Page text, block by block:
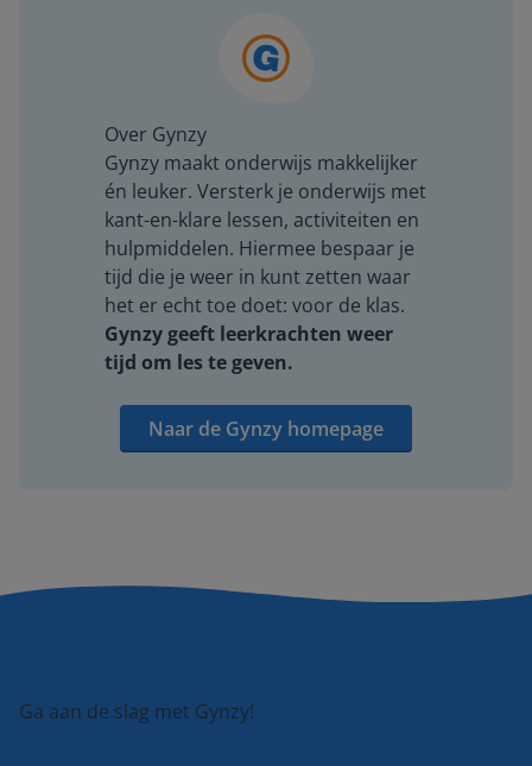
Over Gynzy
Gynzy maakt onderwijs makkelijker
én leuker. Versterk je onderwijs met
kant-en-klare lessen, activiteiten en
hulpmiddelen. Hiermee bespaar je
tijd die je weer in kunt zetten waar
het er echt toe doet: voor de klas.
Gynzy geeft leerkrachten weer
tijd om les te geven.
Naar de Gynzy homepage
Ga aan de slag met Gynzy!